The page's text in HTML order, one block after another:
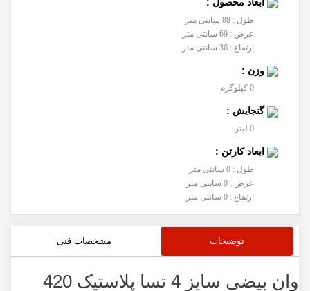
طول : 88 سانتی متر
عرض : 69 سانتی متر
ارتفاع : 36 سانتی متر
وزن :
0 کیلوگرم
گنجایش :
0 لیتر
ابعاد کارتن :
طول : 0 سانتی متر
عرض : 0 سانتی متر
ارتفاع : 0 سانتی متر
توضیحات مشخصات فنی
وان بیضی سایز 4 تسا پلاستیک 420